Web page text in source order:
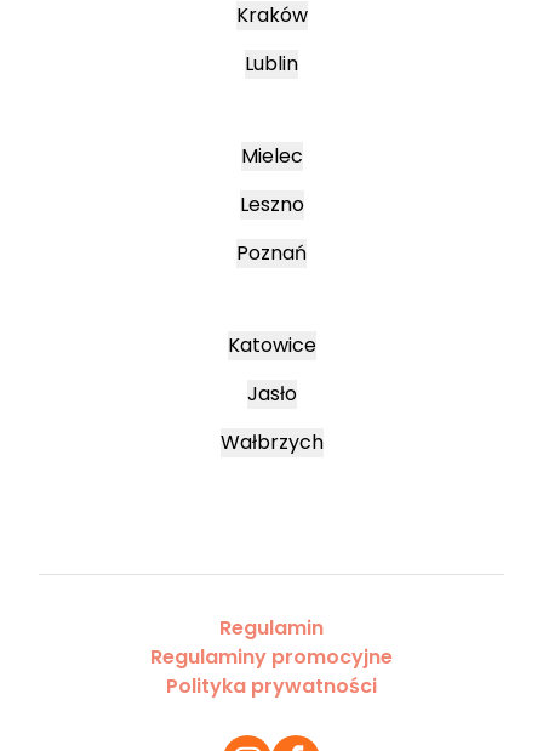
Kraków
Lublin
Mielec
Leszno
Poznań
Katowice
Jasło
Wałbrzych
Regulamin
Regulaminy promocyjne
Polityka prywatności